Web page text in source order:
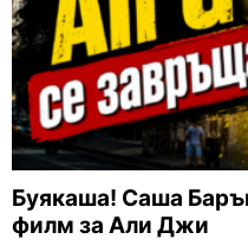
Буякаша! Саша
филм за Али Джи